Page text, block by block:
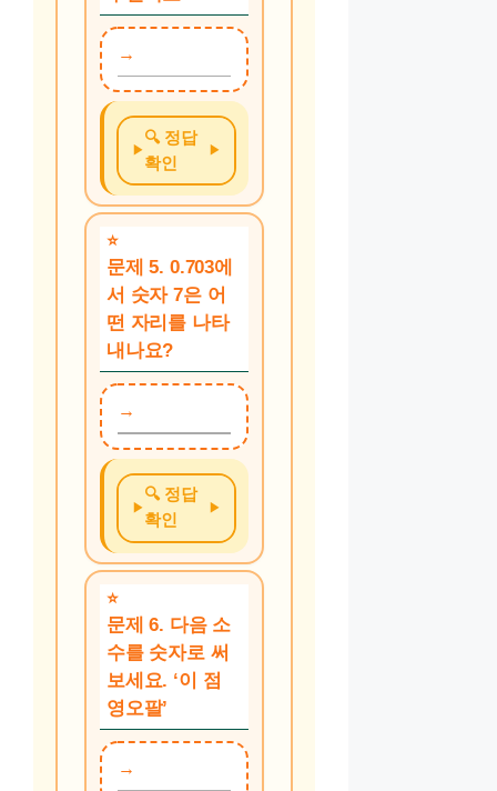
🔍 정답
확인
문제 5. 0.703에
서 숫자 7은 어
떤 자리를 나타
내나요?
🔍 정답
확인
문제 6. 다음 소
수를 숫자로 써
보세요. ‘이 점
영오팔’